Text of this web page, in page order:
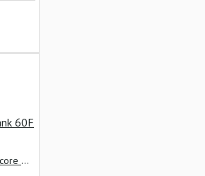
Воблер DUEL Hardcore Deep Crank 60F 11 гр #PHSH